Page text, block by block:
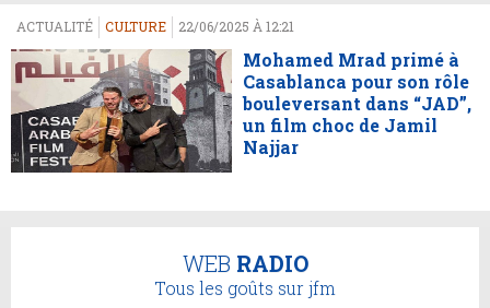
ACTUALITÉ CULTURE 22/06/2025 À 12:21
Mohamed Mrad primé à
Casablanca pour son rôle
bouleversant dans “JAD”,
un film choc de Jamil
Najjar
WEB RADIO
Tous les goûts sur jfm